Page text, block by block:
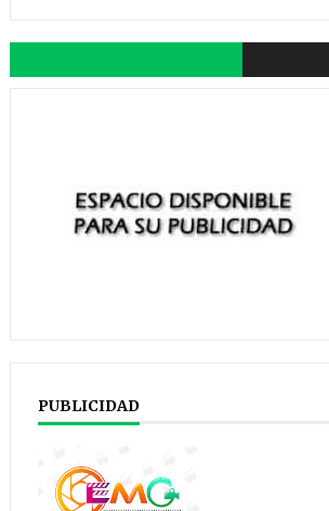
PUBLICIDAD